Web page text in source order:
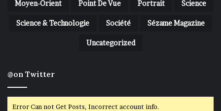
Moyen-Orient Point De Vue Portrait Science
Science & Technologie Société Sézame Magazine
Uncategorized
@on Twitter
Error Can not Get Posts, Incorrect account info.